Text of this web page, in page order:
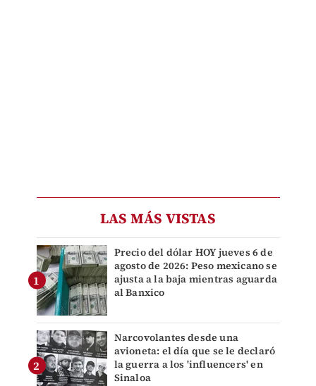
LAS MÁS VISTAS
Precio del dólar HOY jueves 6 de
agosto de 2026: Peso mexicano se
ajusta a la baja mientras aguarda
al Banxico
Narcovolantes desde una
avioneta: el día que se le declaró
la guerra a los 'influencers' en
Sinaloa